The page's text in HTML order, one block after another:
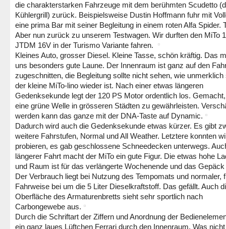
die charakterstarken Fahrzeuge mit dem berühmten Scudetto
Kühlergrill) zurück. Beispielsweise Dustin Hoffmann fuhr mit
eine prima Bar mit seiner Begleitung in einem roten Alfa Spider.
Aber nun zurück zu unserem Testwagen. Wir durften den MiTo
JTDM 16V in der Turismo Variante fahren.
Kleines Auto, grosser Diesel. Kleine Tasse, schön kräftig. Das
uns besonders gute Laune. Der Innenraum ist ganz auf den
zugeschnitten, die Begleitung sollte nicht sehen, wie unmerklich
der kleine MiTo-lino wieder ist. Nach einer etwas längeren
Gedenksekunde legt der 120 PS Motor ordentlich los.
eine grüne Welle in grösseren Städten zu gewährleisten.
werden kann das ganze mit der DNA-Taste auf Dynamic.
Dadurch wird auch die Gedenksekunde etwas kürzer. Es gibt
weitere Fahrstufen, Normal und All Weather. Letztere konnten
probieren, es gab geschlossene Schneedecken unterwegs.
längerer Fahrt macht der MiTo ein gute Figur. Die etwas hohe
und Raum ist für das verlängerte Wochenende und das
Der Verbrauch liegt bei Nutzung des Tempomats und normaler,
Fahrweise bei um die 5 Liter Dieselkraftstoff. Das gefällt. Auch
Oberfläche des Armaturenbretts sieht sehr sportlich nach
Carbongewebe aus.
Durch die Schriftart der Ziffern und Anordnung der
ein ganz laues Lüftchen Ferrari durch den Innenraum. Was